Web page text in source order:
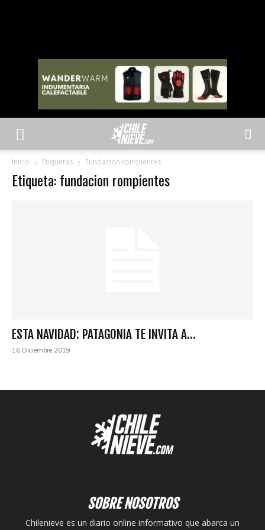
Inicio Etiquetas Fundacion rompientes
Etiqueta: fundacion rompientes
ESTA NAVIDAD: PATAGONIA TE INVITA A...
16 Diciembre 2019
SOBRE NOSOTROS
Chilenieve es un diario online informativo que abarca un